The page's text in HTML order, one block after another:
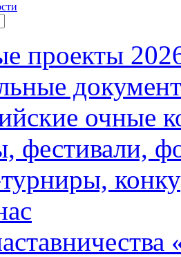
проекты
очные
фестивали,